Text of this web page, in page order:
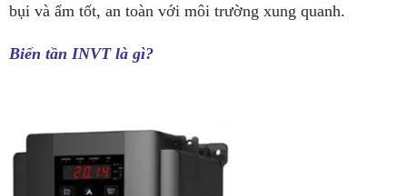
bụi và ẩm tốt, an toàn với môi trường xung quanh.
Biến tần INVT là gì?